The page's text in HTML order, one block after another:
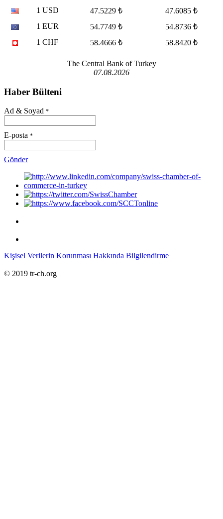
1 USD
47.5229 ₺
47.6085 ₺
1 EUR
54.7749 ₺
54.8736 ₺
1 CHF
58.4666 ₺ 58.8420 ₺
The Central Bank of Turkey
07.08.2026
Haber Bülteni
Ad & Soyad *
E-posta *
Gönder
Kişisel Verilerin Korunması Hakkında Bilgilendirme
© 2019 tr-ch.org